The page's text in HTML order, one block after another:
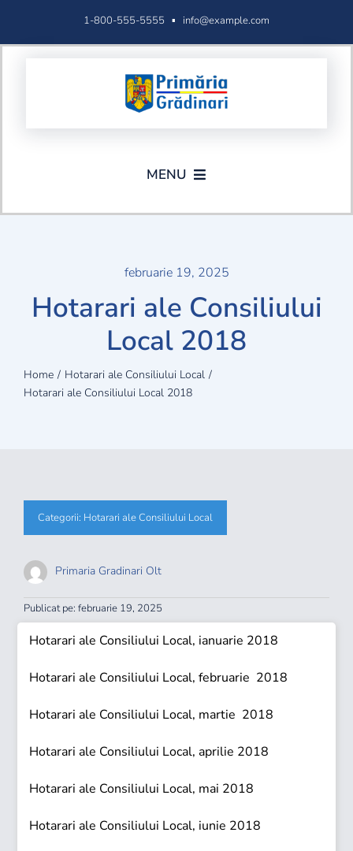
content
1-800-555-5555 ▪ info@example.com
MENU
Acasa
Formulare
Info publice
Autentificare
februarie 19, 2025
Hotarari ale Consiliului
Local 2018
Home
Hotarari ale Consiliului Local
Hotarari ale Consiliului Local 2018
Categorii: Hotarari ale Consiliului Local
Primaria Gradinari Olt
Publicat pe: februarie 19, 2025
Hotarari ale Consiliului Local, ianuarie 2018
Hotarari ale Consiliului Local, februarie 2018
Hotarari ale Consiliului Local, martie 2018
Hotarari ale Consiliului Local, aprilie 2018
Hotarari ale Consiliului Local, mai 2018
Hotarari ale Consiliului Local, iunie 2018